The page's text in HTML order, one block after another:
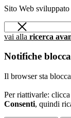
Sito Web sviluppato
vai alla ricerca
Notifiche
Il browser sta
Per riattivarle:
Consenti, quindi